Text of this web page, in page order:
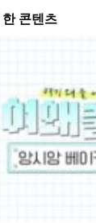
콘텐츠